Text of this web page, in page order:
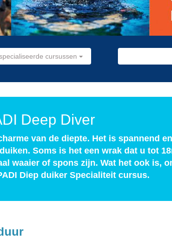
cursussen
Deep Diver
van de diepte. Het is spannend
Soms is het een wrak dat u tot
waaier of spons zijn. Wat het ook is,
Diep duiker Specialiteit cursus.